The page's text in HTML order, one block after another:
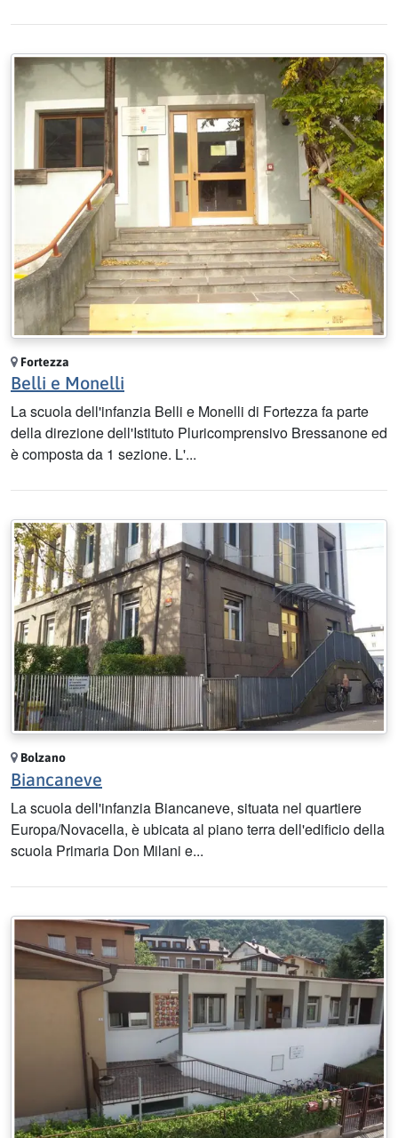
Fortezza
Belli e Monelli
La scuola dell'infanzia Belli e Monelli di Fortezza fa parte
della direzione dell'Istituto Pluricomprensivo Bressanone ed
è composta da 1 sezione. L'...
Bolzano
Biancaneve
La scuola dell'infanzia Biancaneve, situata nel quartiere
Europa/Novacella, è ubicata al piano terra dell'edificio della
scuola Primaria Don Milani e...